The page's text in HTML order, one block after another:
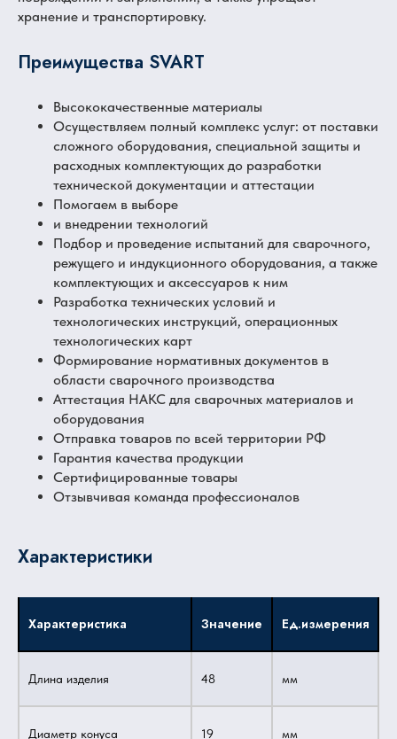
хранение и транспортировку.
Преимущества SVART
Высококачественные материалы
Осуществляем полный комплекс услуг: от поставки
сложного оборудования, специальной защиты и
расходных комплектующих до разработки
технической документации и аттестации
Помогаем в выборе
и внедрении технологий
Подбор и проведение испытаний для сварочного,
режущего и индукционного оборудования, а также
комплектующих и аксессуаров к ним
Разработка технических условий и
технологических инструкций, операционных
технологических карт
Формирование нормативных документов в
области сварочного производства
Аттестация НАКС для сварочных материалов и
оборудования
Отправка товаров по всей территории РФ
Гарантия качества продукции
Сертифицированные товары
Отзывчивая команда профессионалов
Характеристики
Характеристика Значение Ед.измерения
Длина изделия 48 мм
Диаметр конуса 19 мм